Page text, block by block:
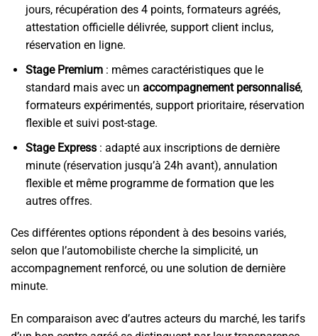
jours, récupération des 4 points, formateurs agréés,
attestation officielle délivrée, support client inclus,
réservation en ligne.
Stage Premium: mêmes caractéristiques que le
standard mais avec un accompagnement personnalisé,
formateurs expérimentés, support prioritaire, réservation
flexible et suivi post-stage.
Stage Express: adapté aux inscriptions de dernière
minute (réservation jusqu’à 24h avant), annulation
flexible et même programme de formation que les
autres offres.
Ces différentes options répondent à des besoins variés,
selon que l’automobiliste cherche la simplicité, un
accompagnement renforcé, ou une solution de dernière
minute.
En comparaison avec d’autres acteurs du marché, les tarifs